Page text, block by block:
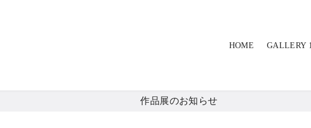
HOME GALLERY 1
作品展のお知らせ